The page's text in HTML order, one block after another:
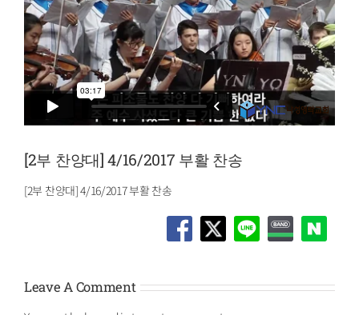
[2부 찬양대] 4/16/2017 부활 찬송
[2부 찬양대] 4/16/2017 부활 찬송
Leave A Comment